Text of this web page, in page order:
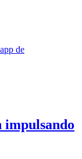
impulsando